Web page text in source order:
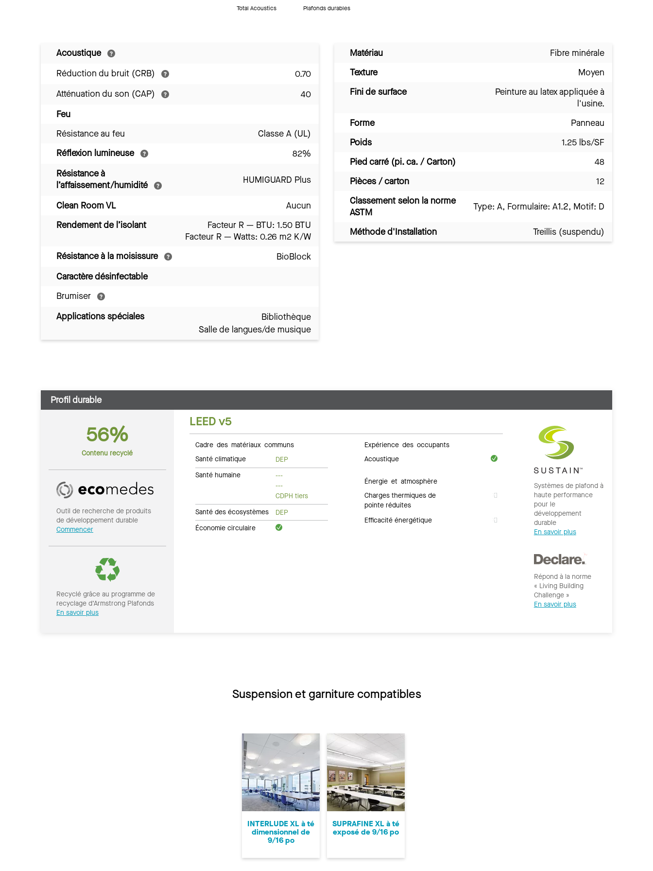
Total Acoustics Plafonds durables
Acoustique
Réduction du bruit (CRB)
0.70
Atténuation du son (CAP)
40
Feu
Résistance au feu
Classe A (UL)
Réflexion lumineuse
82%
Résistance à
l’affaissement/humidité
HUMIGUARD Plus
Clean Room VL
Aucun
Rendement de l’isolant
Facteur R — BTU: 1.50 BTU
Facteur R — Watts: 0.26 m2 K/W
Résistance à la moisissure
BioBlock
Caractère désinfectable
Brumiser
Applications spéciales
Bibliothèque
Salle de langues/de musique
Matériau
Fibre minérale
Texture
Moyen
Fini de surface
Peinture au latex appliquée à
l'usine.
Forme
Panneau
Poids
1.25 lbs/SF
Pied carré (pi. ca. / Carton)
48
Pièces / carton
12
Classement selon la norme
ASTM
Type: A, Formulaire: A1.2, Motif: D
Méthode d'Installation Treillis (suspendu)
Profil durable
56%
Contenu recyclé
Outil de recherche de produits
de développement durable
Commencer
Recyclé grâce au programme de
recyclage d’Armstrong Plafonds
En savoir plus
LEED v5
Cadre des matériaux communs
Santé climatique
DEP
Santé humaine
---
---
CDPH tiers
Santé des écosystèmes
DEP
Économie circulaire
Expérience des occupants
Acoustique
Énergie et atmosphère
Charges thermiques de
pointe réduites
Efficacité énergétique
Systèmes de plafond à
haute performance
pour le
développement
durable
En savoir plus
Répond à la norme
« Living Building
Challenge »
En savoir plus
Suspension et garniture compatibles
INTERLUDE XL à té
dimensionnel de
9/16 po
SUPRAFINE XL à té
exposé de 9/16 po